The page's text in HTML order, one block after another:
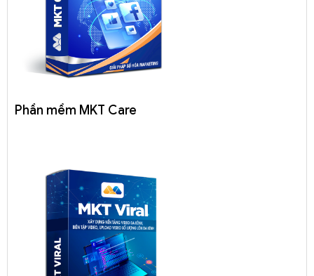
Phần mềm MKT Care